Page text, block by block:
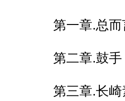
第一章.总
第二章.鼓手
第三章.长崎